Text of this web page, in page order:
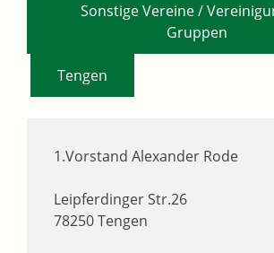
1.Vorstand Alexander Rode
Leipferdinger Str.26
78250Tengen
Sonstige Vereine /
Gruppen
Tengen